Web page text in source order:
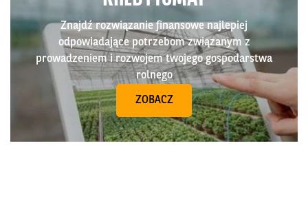
Znajdź rozwiązanie finansowe najlepiej
odpowiadające potrzebom związanym z
prowadzeniem i rozwojem twojego gospodarstwa
rolnego
ZOBACZ